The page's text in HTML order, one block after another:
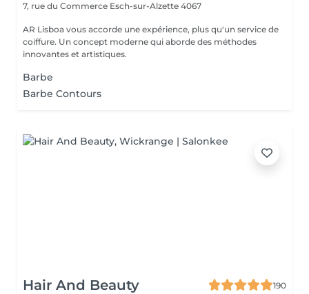
7, rue du Commerce Esch-sur-Alzette 4067
AR Lisboa vous accorde une expérience, plus qu'un service de
coiffure. Un concept moderne qui aborde des méthodes
innovantes et artistiques.
Barbe
Barbe Contours
Hair And Beauty
190